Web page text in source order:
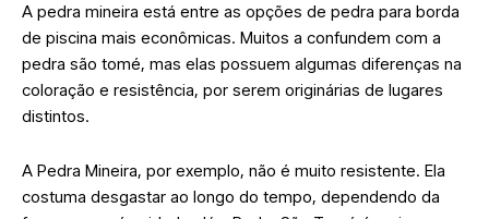
A pedra mineira está entre as opções de pedra para borda
de piscina mais econômicas. Muitos a confundem com a
pedra são tomé, mas elas possuem algumas diferenças na
coloração e resistência, por serem originárias de lugares
distintos.
A Pedra Mineira, por exemplo, não é muito resistente. Ela
costuma desgastar ao longo do tempo, dependendo da